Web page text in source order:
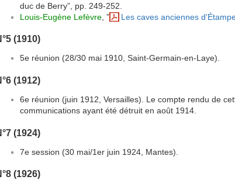
duc de Berry”, pp. 249-252.
Louis-Eugène Lefèvre , ” Les caves anciennes
(1910)
5e réunion (28/30 mai 1910, Saint-Germain-en-Laye).
(1912)
6e réunion (juin 1912, Versailles). Le compte rendu de
communications ayant été détruit en août 1914.
(1924)
7e session (30 mai/1er juin 1924, Mantes).
(1926)